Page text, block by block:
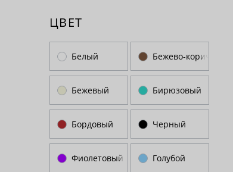
ЦВЕТ
Белый Бежево-коричневый
Бежевый Бирюзовый
Бордовый Черный
Фиолетовый Голубой